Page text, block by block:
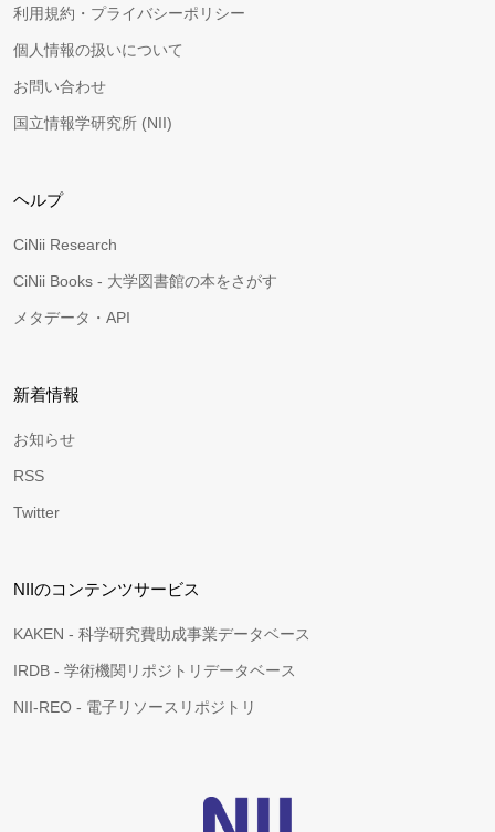
利用規約・プライバシーポリシー
個人情報の扱いについて
お問い合わせ
国立情報学研究所 (NII)
ヘルプ
CiNii Research
CiNii Books - 大学図書館の本をさがす
メタデータ・API
新着情報
お知らせ
RSS
Twitter
NIIのコンテンツサービス
KAKEN - 科学研究費助成事業データベース
IRDB - 学術機関リポジトリデータベース
NII-REO - 電子リソースリポジトリ